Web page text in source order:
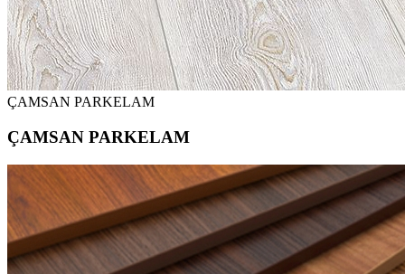
ÇAMSAN PARKELAM
ÇAMSAN PARKELAM